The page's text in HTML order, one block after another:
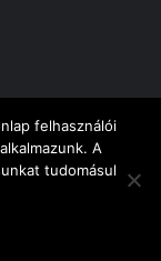
Szerzői jog!
felhasználói
A
tudomásul